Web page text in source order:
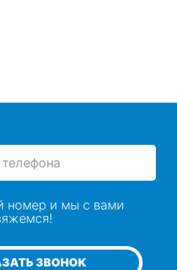
ЗВОНОК
номер и мы с вами